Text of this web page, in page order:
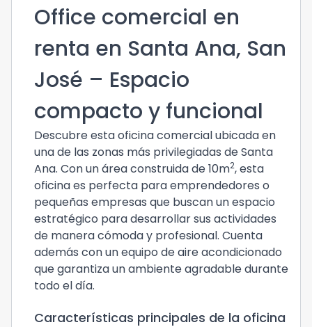
Office comercial en
renta en Santa Ana, San
José – Espacio
compacto y funcional
Descubre esta oficina comercial ubicada en
una de las zonas más privilegiadas de Santa
Ana. Con un área construida de 10m2, esta
oficina es perfecta para emprendedores o
pequeñas empresas que buscan un espacio
estratégico para desarrollar sus actividades
de manera cómoda y profesional. Cuenta
además con un equipo de aire acondicionado
que garantiza un ambiente agradable durante
todo el día.
Características principales de la oficina